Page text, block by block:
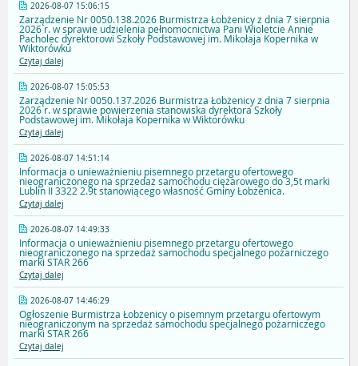
2026-08-07 15:06:15
Zarządzenie Nr 0050.138.2026 Burmistrza Łobżenicy z dnia 7 sierpnia
2026 r. w sprawie udzielenia pełnomocnictwa Pani Wioletcie Annie
Pacholec dyrektorowi Szkoły Podstawowej im. Mikołaja Kopernika w
Wiktorówku
Czytaj dalej
2026-08-07 15:05:53
Zarządzenie Nr 0050.137.2026 Burmistrza Łobżenicy z dnia 7 sierpnia
2026 r. w sprawie powierzenia stanowiska dyrektora Szkoły
Podstawowej im. Mikołaja Kopernika w Wiktorówku
Czytaj dalej
2026-08-07 14:51:14
Informacja o unieważnieniu pisemnego przetargu ofertowego
nieograniczonego na sprzedaż samochodu ciężarowego do 3,5t marki
Lublin II 3322 2.9t stanowiącego własność Gminy Łobżenica.
Czytaj dalej
2026-08-07 14:49:33
Informacja o unieważnieniu pisemnego przetargu ofertowego
nieograniczonego na sprzedaż samochodu specjalnego pożarniczego
marki STAR 266
Czytaj dalej
2026-08-07 14:46:29
Ogłoszenie Burmistrza Łobżenicy o pisemnym przetargu ofertowym
nieograniczonym na sprzedaż samochodu specjalnego pożarniczego
marki STAR 266
Czytaj dalej